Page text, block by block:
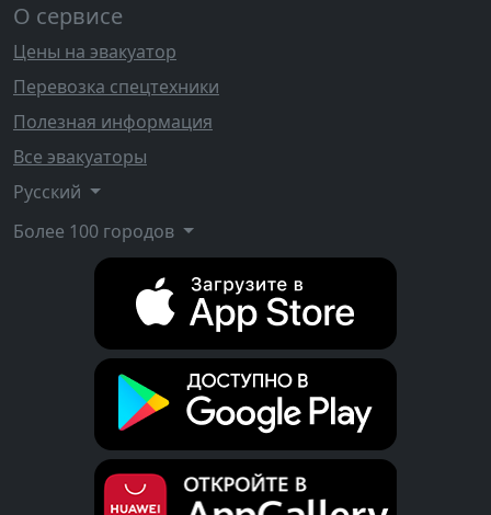
О сервисе
Цены на эвакуатор
Перевозка спецтехники
Полезная информация
Все эвакуаторы
Русский
Более 100 городов